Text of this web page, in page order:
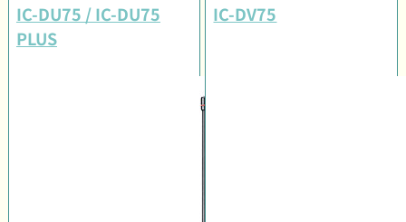
IC-DU75 / IC-DU75
PLUS
IC-DV75